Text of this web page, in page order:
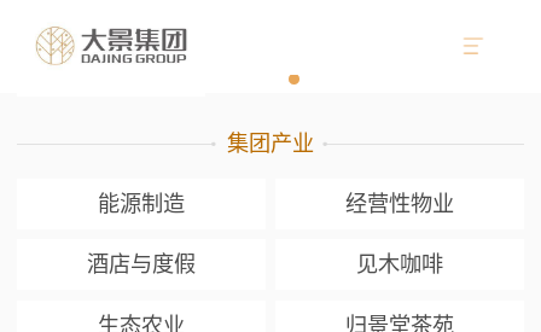
集团产业
能源制造 经营性物业
酒店与度假 见木咖啡
生态农业 归景堂茶苑